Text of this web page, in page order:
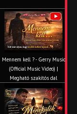
Mennem kell ? - Gerry Music
(Official Music Video) |
Megható szakítós dal